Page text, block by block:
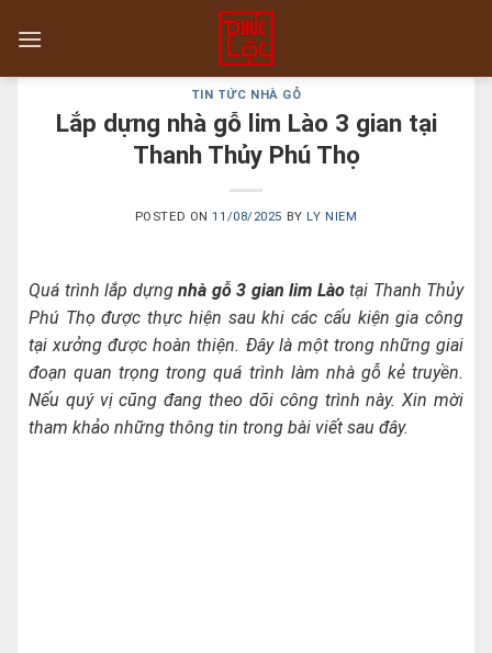
TIN TỨC NHÀ GỖ
Lắp dựng nhà gỗ lim Lào 3 gian tại
Thanh Thủy Phú Thọ
POSTED ON11/08/2025 BY LY NIEM
Quá trình lắp dựng nhà gỗ 3 gian lim Làotại Thanh Thủy
Phú Thọ được thực hiện sau khi các cấu kiện gia công
tại xưởng được hoàn thiện. Đây là một trong những giai
đoạn quan trọng trong quá trình làm nhà gỗ kẻ truyền.
Nếu quý vị cũng đang theo dõi công trình này. Xin mời
tham khảo những thông tin trong bài viết sau đây.